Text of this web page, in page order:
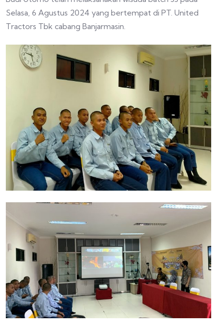
Selasa, 6 Agustus 2024 yang bertempat di PT. United
Tractors Tbk cabang Banjarmasin.